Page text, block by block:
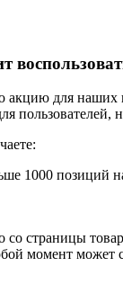
для наших
пользователей,
1000 позиций
страницы
момент может